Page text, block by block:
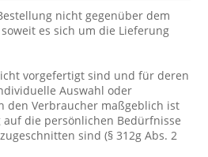
nicht gegenüber dem
es sich um die Lieferung
vorgefertigt sind und für deren
Auswahl oder
den Verbraucher maßgeblich ist
die persönlichen Bedürfnisse
sind (§ 312g Abs. 2